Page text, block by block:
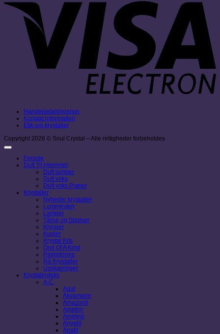
Handelsebetingelser
Kontakt information
Etik om krystaller
Copyright 2026 © Soul Crystal – Alle rettigheder forbeholdes
Forside
Duft Til Hjemmet
Duft lamper
Duft voks
Duft voks Prøver
Krystaller
Nyheder krystaller
Lommesten
Lamper
Tårne og Spidser
Klynger
Kugler
Krystal Kits
One Of A Kind
Palmstones
Rå Krystaller
Udskæringer
Krystalindeks
A-C
Agat
Akvamarin
Amazonit
Ametrin
Ametyst
Angelit
Apatit